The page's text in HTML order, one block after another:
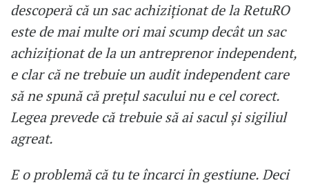
descoperă că un sac achiziționat de la RetuRO
este de mai multe ori mai scump decât un sac
achiziționat de la un antreprenor independent,
e clar că ne trebuie un audit independent care
să ne spună că prețul sacului nu e cel corect.
Legea prevede că trebuie să ai sacul și sigiliul
agreat.
E o problemă că tu te încarci în gestiune. Deci